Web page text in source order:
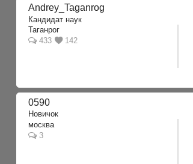
Andrey_Taganrog
Кандидат наук
Таганрог
433
142
0590
Новичок
москва
3